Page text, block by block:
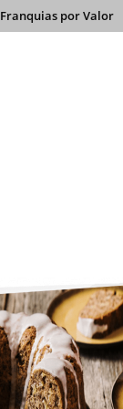
Franquias por Valor